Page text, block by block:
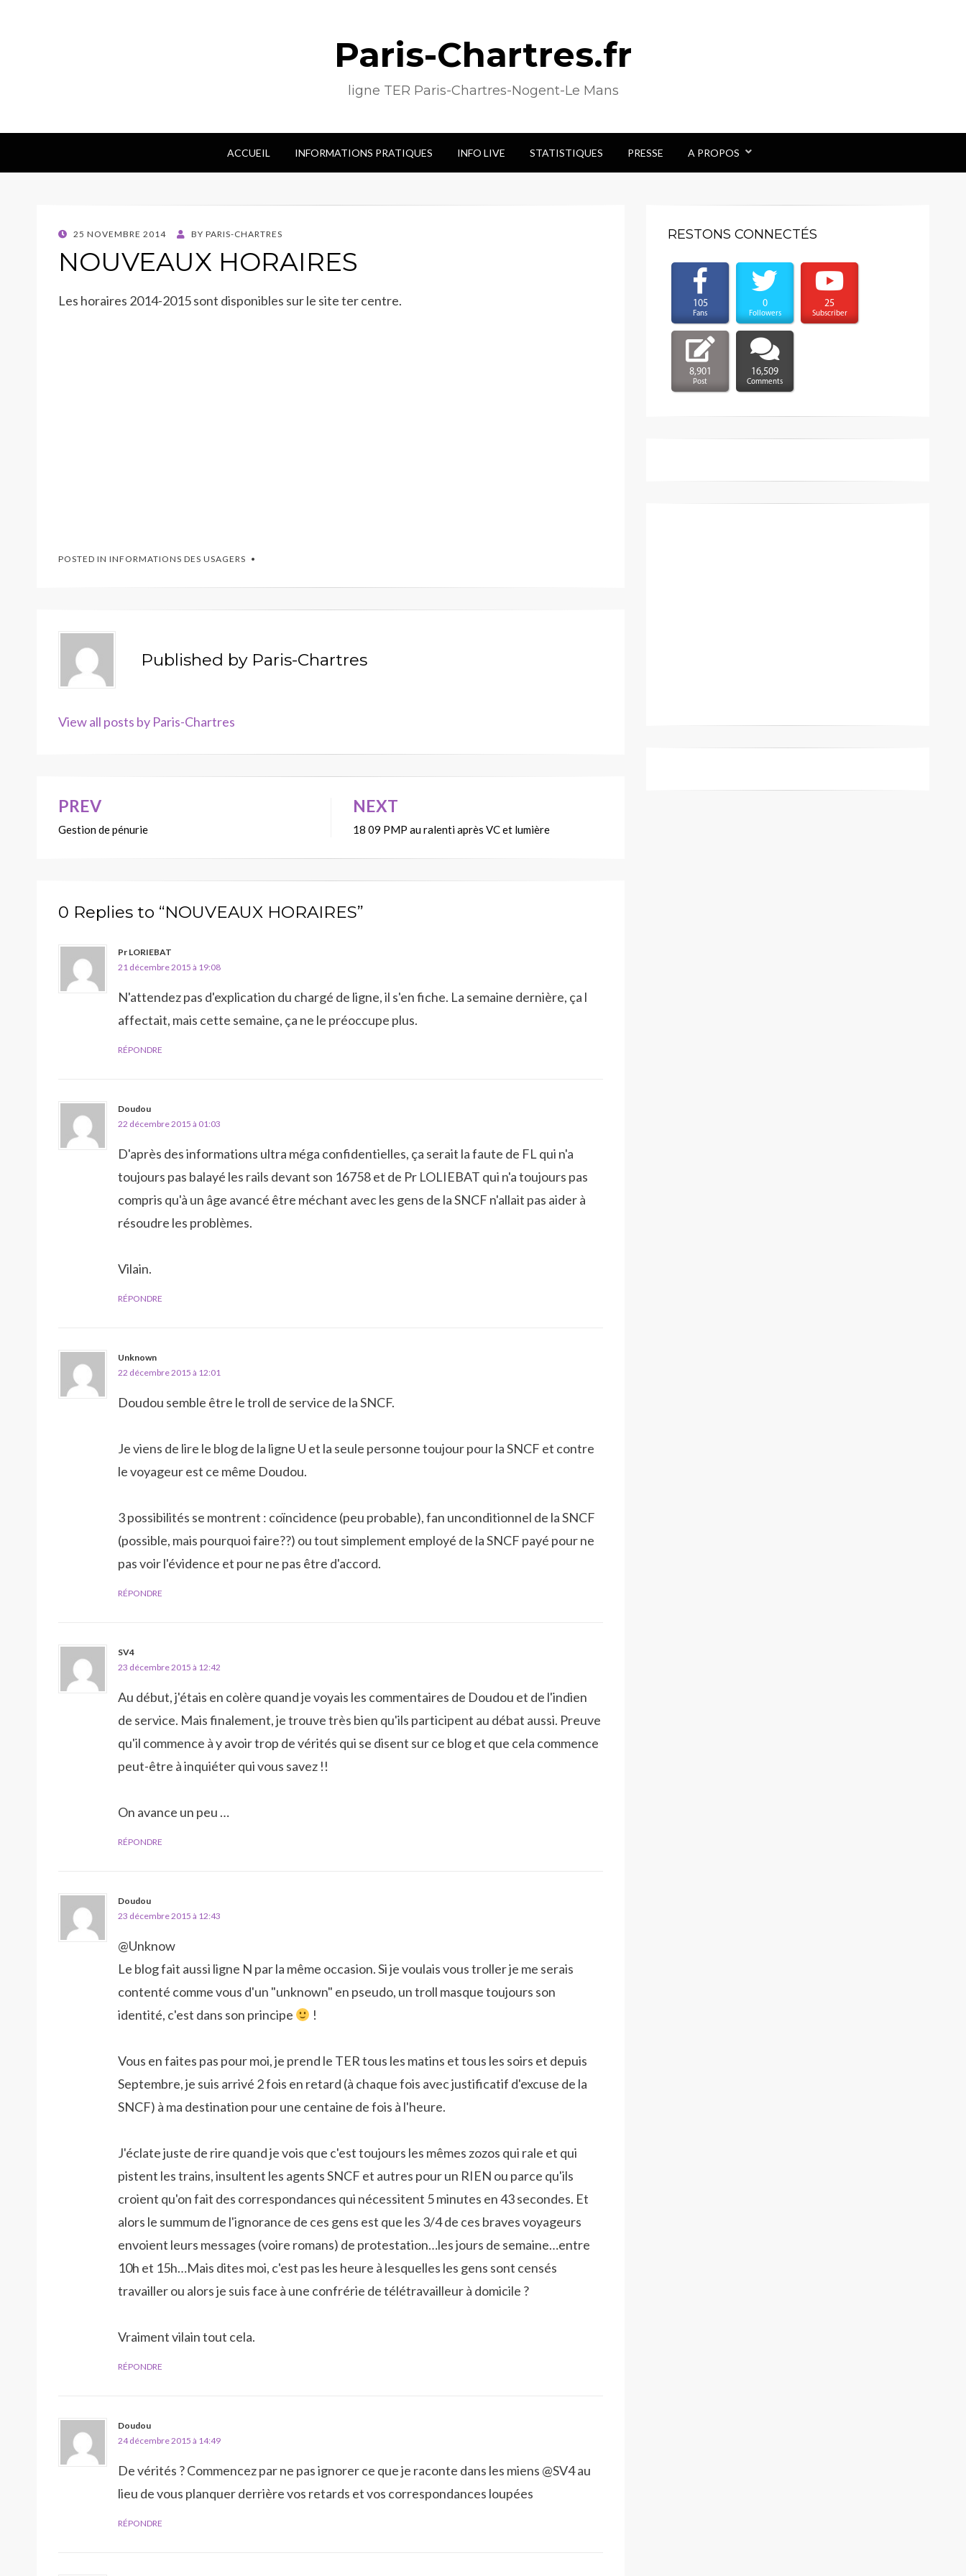
Paris-Chartres.fr
ligne TER Paris-Chartres-Nogent-Le Mans
ACCUEIL INFORMATIONS PRATIQUES INFO LIVE STATISTIQUES PRESSE A PROPOS
POSTED
25 NOVEMBRE 2014 BY PARIS-CHARTRES
NOUVEAUX HORAIRES
Les horaires 2014-2015 sont disponibles sur le site ter centre.
POSTED IN INFORMATIONS DES USAGERS
Published by Paris-Chartres
View all posts by Paris-Chartres
Navigation
de
PREV
Gestion de pénurie
NEXT
18 09 PMP au ralenti après VC et lumière
0 Replies to “NOUVEAUX HORAIRES”
Pr LORIEBAT
21 décembre 2015 à 19:08
N'attendez pas d'explication du chargé de ligne, il s'en fiche. La semaine dernière, ça l
affectait, mais cette semaine, ça ne le préoccupe plus.
RÉPONDRE
Doudou
22 décembre 2015 à 01:03
D'après des informations ultra méga confidentielles, ça serait la faute de FL qui n'a
toujours pas balayé les rails devant son 16758 et de Pr LOLIEBAT qui n'a toujours pas
compris qu'à un âge avancé être méchant avec les gens de la SNCF n'allait pas aider à
résoudre les problèmes.
Vilain.
RÉPONDRE
Unknown
22 décembre 2015 à 12:01
Doudou semble être le troll de service de la SNCF.
Je viens de lire le blog de la ligne U et la seule personne toujour pour la SNCF et contre
le voyageur est ce même Doudou.
3 possibilités se montrent : coïncidence (peu probable), fan unconditionnel de la SNCF
(possible, mais pourquoi faire??) ou tout simplement employé de la SNCF payé pour ne
pas voir l'évidence et pour ne pas être d'accord.
RÉPONDRE
SV4
23 décembre 2015 à 12:42
Au début, j'étais en colère quand je voyais les commentaires de Doudou et de l'indien
de service. Mais finalement, je trouve très bien qu'ils participent au débat aussi. Preuve
qu'il commence à y avoir trop de vérités qui se disent sur ce blog et que cela commence
peut-être à inquiéter qui vous savez !!
On avance un peu …
RÉPONDRE
Doudou
23 décembre 2015 à 12:43
@Unknow
Le blog fait aussi ligne N par la même occasion. Si je voulais vous troller je me serais
contenté comme vous d'un "unknown" en pseudo, un troll masque toujours son
identité, c'est dans son principe
!
Vous en faites pas pour moi, je prend le TER tous les matins et tous les soirs et depuis
Septembre, je suis arrivé 2 fois en retard (à chaque fois avec justificatif d'excuse de la
SNCF) à ma destination pour une centaine de fois à l'heure.
J'éclate juste de rire quand je vois que c'est toujours les mêmes zozos qui rale et qui
pistent les trains, insultent les agents SNCF et autres pour un RIEN ou parce qu'ils
croient qu'on fait des correspondances qui nécessitent 5 minutes en 43 secondes. Et
alors le summum de l'ignorance de ces gens est que les 3/4 de ces braves voyageurs
envoient leurs messages (voire romans) de protestation…les jours de semaine…entre
10h et 15h…Mais dites moi, c'est pas les heure à lesquelles les gens sont censés
travailler ou alors je suis face à une confrérie de télétravailleur à domicile ?
Vraiment vilain tout cela.
RÉPONDRE
Doudou
24 décembre 2015 à 14:49
De vérités ? Commencez par ne pas ignorer ce que je raconte dans les miens @SV4 au
lieu de vous planquer derrière vos retards et vos correspondances loupées
RÉPONDRE
RESTONS CONNECTÉS
105
Fans
0
Followers
25
Subscriber
8,901
Post
16,509
Comments